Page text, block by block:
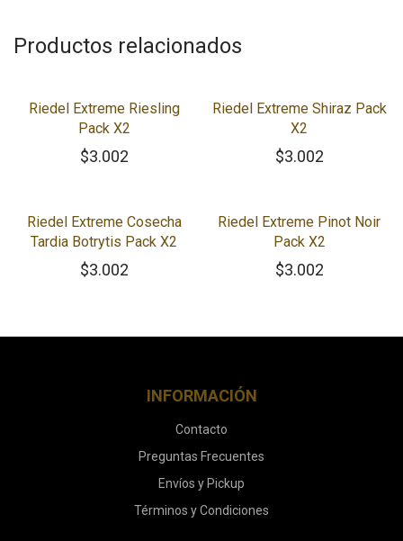
Productos relacionados
Riedel Extreme Riesling
Pack X2
$3.002
Riedel Extreme Shiraz Pack
X2
$3.002
Riedel Extreme Cosecha
Tardia Botrytis Pack X2
$3.002
Riedel Extreme Pinot Noir
Pack X2
$3.002
INFORMACIÓN
Contacto
Preguntas Frecuentes
Envíos y Pickup
Términos y Condiciones